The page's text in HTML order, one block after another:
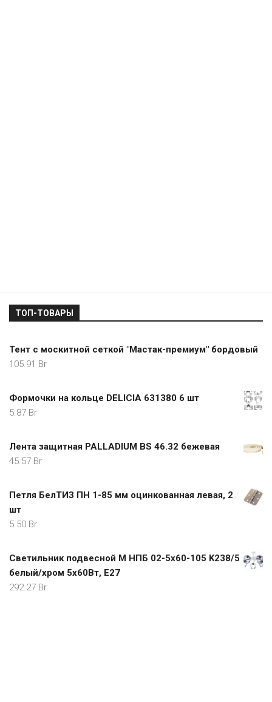
ТОП-ТОВАРЫ
Тент с москитной сеткой "Мастак-премиум" бордовый
105.91 Br
Формочки на кольце DELICIA 631380 6 шт
5.87 Br
Лента защитная PALLADIUM BS 46.32 бежевая
45.57 Br
Петля БелТИЗ ПН 1-85 мм оцинкованная левая, 2
шт
5.50 Br
Светильник подвесной M НПБ 02-5х60-105 K238/5
белый/хром 5x60Вт, E27
292.27 Br